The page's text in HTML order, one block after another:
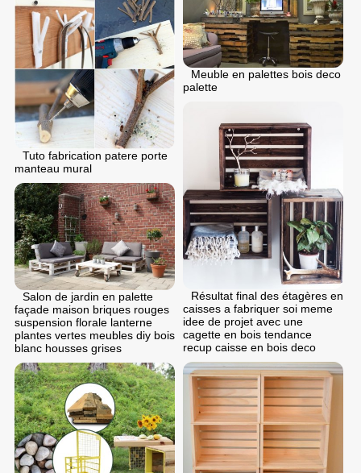
Meuble en palettes bois deco
palette
Tuto fabrication patere porte
manteau mural
Résultat final des étagères en
caisses a fabriquer soi meme
idee de projet avec une
cagette en bois tendance
recup caisse en bois deco
Salon de jardin en palette
façade maison briques rouges
suspension florale lanterne
plantes vertes meubles diy bois
blanc housses grises